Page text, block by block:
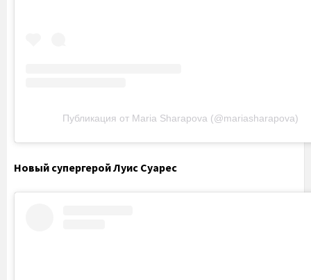
Публикация от Maria Sharapova (@mariasharapova)
Новый супергерой Луис Суарес